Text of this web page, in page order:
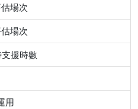
場次
場次
援時數
用